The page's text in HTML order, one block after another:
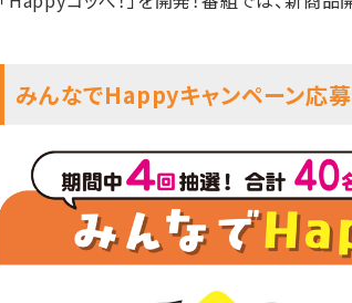
みんなでHappyキャンペーン応